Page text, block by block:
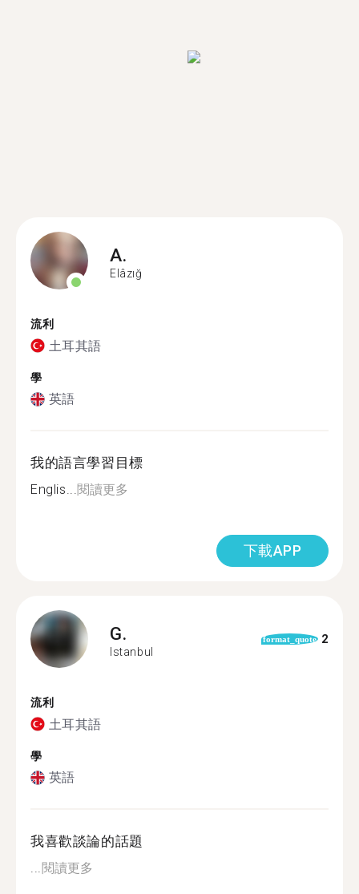
A.
Elâzığ
流利
土耳其語
學
英語
我的語言學習目標
Englis...閱讀更多
下載APP
G.
Istanbul
format_quote 2
流利
土耳其語
學
英語
我喜歡談論的話題
...閱讀更多